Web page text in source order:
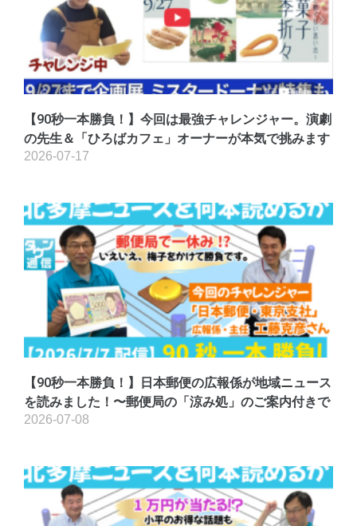
【90秒一本勝負！】今回は最強チャレンジャー。演劇
の先生＆「ひろばカフェ」オーナーが本気で挑みます
2026-07-17
【90秒一本勝負！】日本郵便の広報係が地域ニュース
を読みました！〜郵便局の「涼み処」のご案内付きで
2026-07-08